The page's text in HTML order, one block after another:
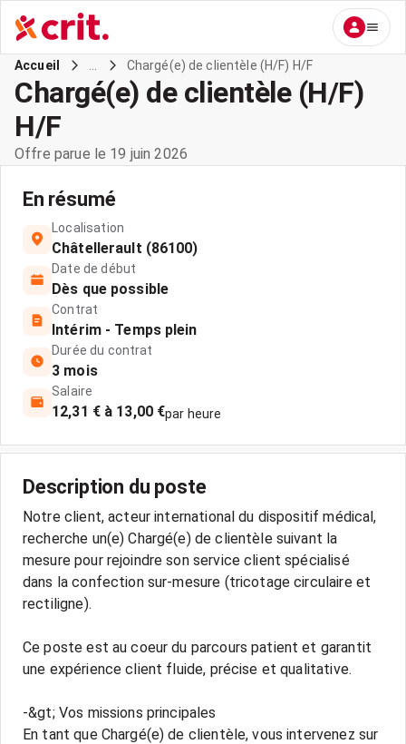
Accueil Chargé(e) de clientèle (H/F) H/F
Chargé(e) de clientèle (H/F)
H/F
Offre parue le 19 juin 2026
En résumé
Localisation
Châtellerault (86100)
Date de début
Dès que possible
Contrat
Intérim - Temps plein
Durée du contrat
3 mois
Salaire
12,31 € à 13,00 €par heure
Description du poste
Notre client, acteur international du dispositif médical,
recherche un(e) Chargé(e) de clientèle suivant la
mesure pour rejoindre son service client spécialisé
dans la confection sur-mesure (tricotage circulaire et
rectiligne).
Ce poste est au coeur du parcours patient et garantit
une expérience client fluide, précise et qualitative.
-&gt; Vos missions principales
En tant que Chargé(e) de clientèle, vous intervenez sur